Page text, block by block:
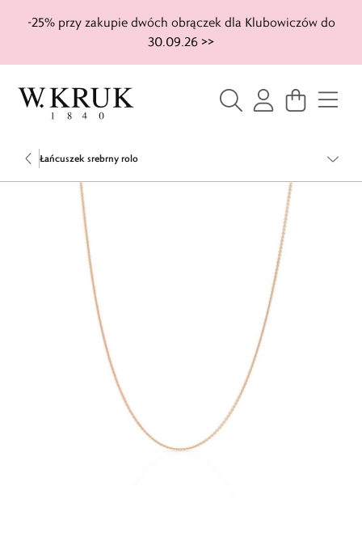
-25% przy zakupie dwóch obrączek dla Klubowiczów do
30.09.26 >>
Łańcuszek srebrny rolo